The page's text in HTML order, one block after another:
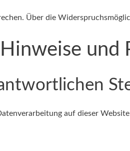
Über die
auf dieser